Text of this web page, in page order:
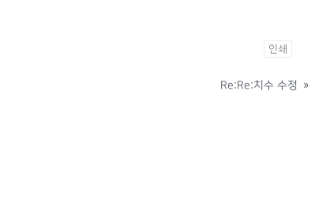
인쇄
Re:Re:치수 수정 »